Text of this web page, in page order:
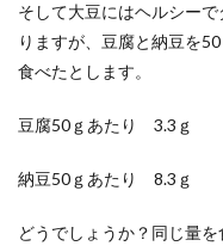
そして大豆にはヘルシー
りますが、豆腐と納豆を
食べたとします。
豆腐50ｇあたり 3.3ｇ
納豆50ｇあたり 8.3ｇ
どうでしょうか？同じ量